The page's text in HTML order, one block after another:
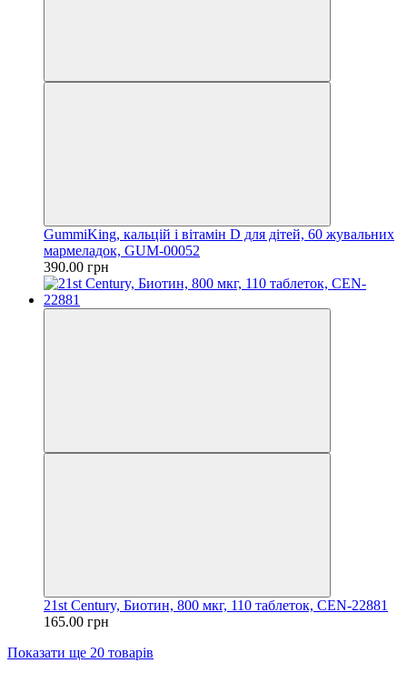
GummiKing, кальцій і вітамін D для дітей, 60 жувальних
мармеладок, GUM-00052
390.00 грн
21st Century, Биотин, 800 мкг, 110 таблеток, CEN-22881
165.00 грн
Показати ще 20 товарів